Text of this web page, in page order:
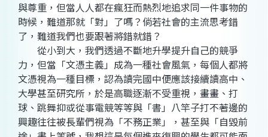
與尊重，但當人人都在瘋狂而熱烈地追求同一件事物的
時候，難道那就「對」了嗎？倘若社會的主流思考錯
了，難道我們也要跟著將錯就錯？
從小到大，我們透過不斷地升學提升自己的競爭
力，但當「文憑主義」成為一種社會風氣，每個人都將
文憑視為一種目標，認為讀完國中便應該接續讀高中、
大學甚至研究所，於是高職逐漸不受重視，畫畫、打
球、跳舞抑或從事電競等等與「書」八竿子打不著邊的
興趣往往被長輩們視為「不務正業」，甚至與「自毀前